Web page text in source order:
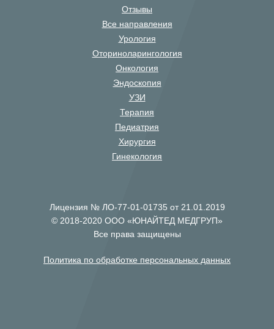
Отзывы
Все направления
Урология
Оториноларингология
Онкология
Эндоскопия
УЗИ
Терапия
Педиатрия
Хирургия
Гинекология
Лицензия № ЛО-77-01-01735 от 21.01.2019
© 2018-2020 ООО «ЮНАЙТЕД МЕДГРУП»
Все права защищены
Политика по обработке персональных данных